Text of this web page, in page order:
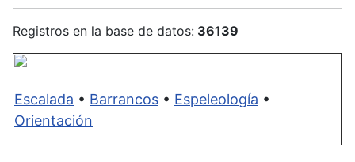
Registros en la base de datos: 36139
Escalada • Barrancos • Espeleología •
Orientación